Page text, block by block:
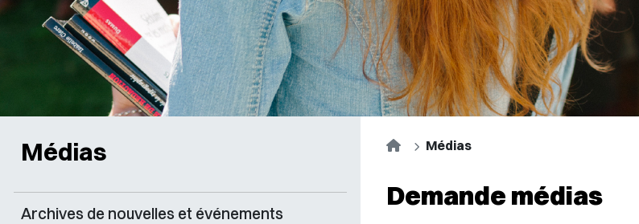
Médias
Archives de nouvelles et événements
AccueilMédias
Demande médias